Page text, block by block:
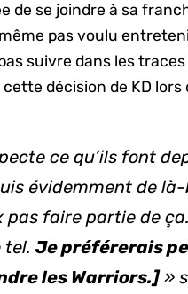
de se joindre à sa
pas voulu
suivre dans les
décision de KD lors
ce qu’ils font
évidemment de là-
pas faire partie de
tel.Je préférerais
les Warriors.]»